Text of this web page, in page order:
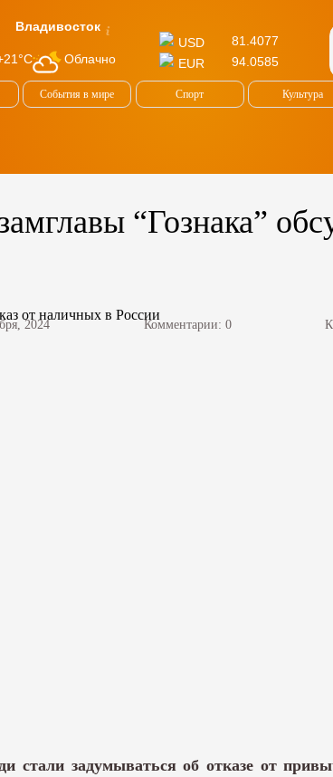
Владивосток
Облачно
USD
81.4077
EUR
94.0585
События в мире Спорт Культура
“Гознака”
2024 Комментарии: 0
стали задумываться об отказе от